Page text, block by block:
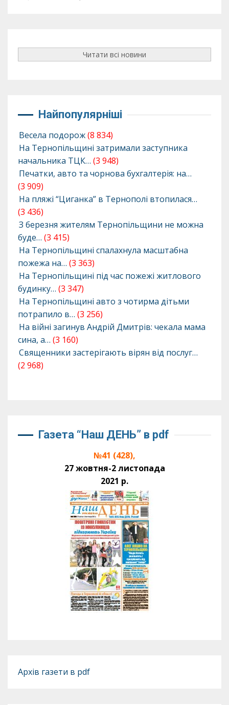
Читати всі новини
Найпопулярніші
Весела подорож(8 834)
На Тернопільщині затримали заступника
начальника ТЦК… (3 948)
Печатки, авто та чорнова бухгалтерія: на…
(3 909)
На пляжі “Циганка” в Тернополі втопилася…
(3 436)
З березня жителям Тернопільщини не можна
буде… (3 415)
На Тернопільщині спалахнула масштабна
пожежа на… (3 363)
На Тернопільщині під час пожежі житлового
будинку… (3 347)
На Тернопільщині авто з чотирма дітьми
потрапило в… (3 256)
На війні загинув Андрій Дмитрів: чекала мама
сина, а… (3 160)
Священники застерігають вірян від послуг…
(2 968)
Газета “Наш ДЕНЬ” в pdf
№41 (428),
27 жовтня-2 листопада
2021 р.
Архів газети в pdf